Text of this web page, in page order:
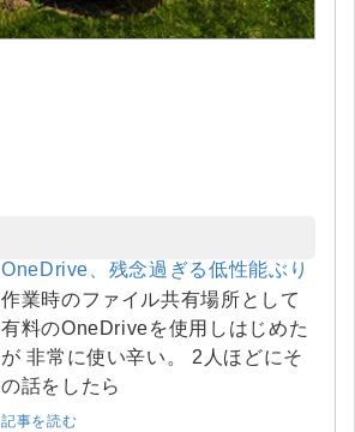
OneDrive、残念過ぎる低性能ぶり
作業時のファイル共有場所として
有料のOneDriveを使用しはじめた
が 非常に使い辛い。 2人ほどにそ
の話をしたら
記事を読む